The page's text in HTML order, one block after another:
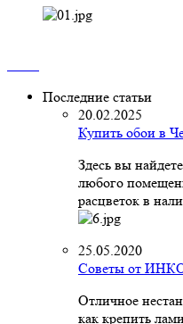
Последние статьи
20.02.2025
Купить обои в
Здесь вы
любого
расцветок в
25.05.2020
Советы от
Отличное
как крепить